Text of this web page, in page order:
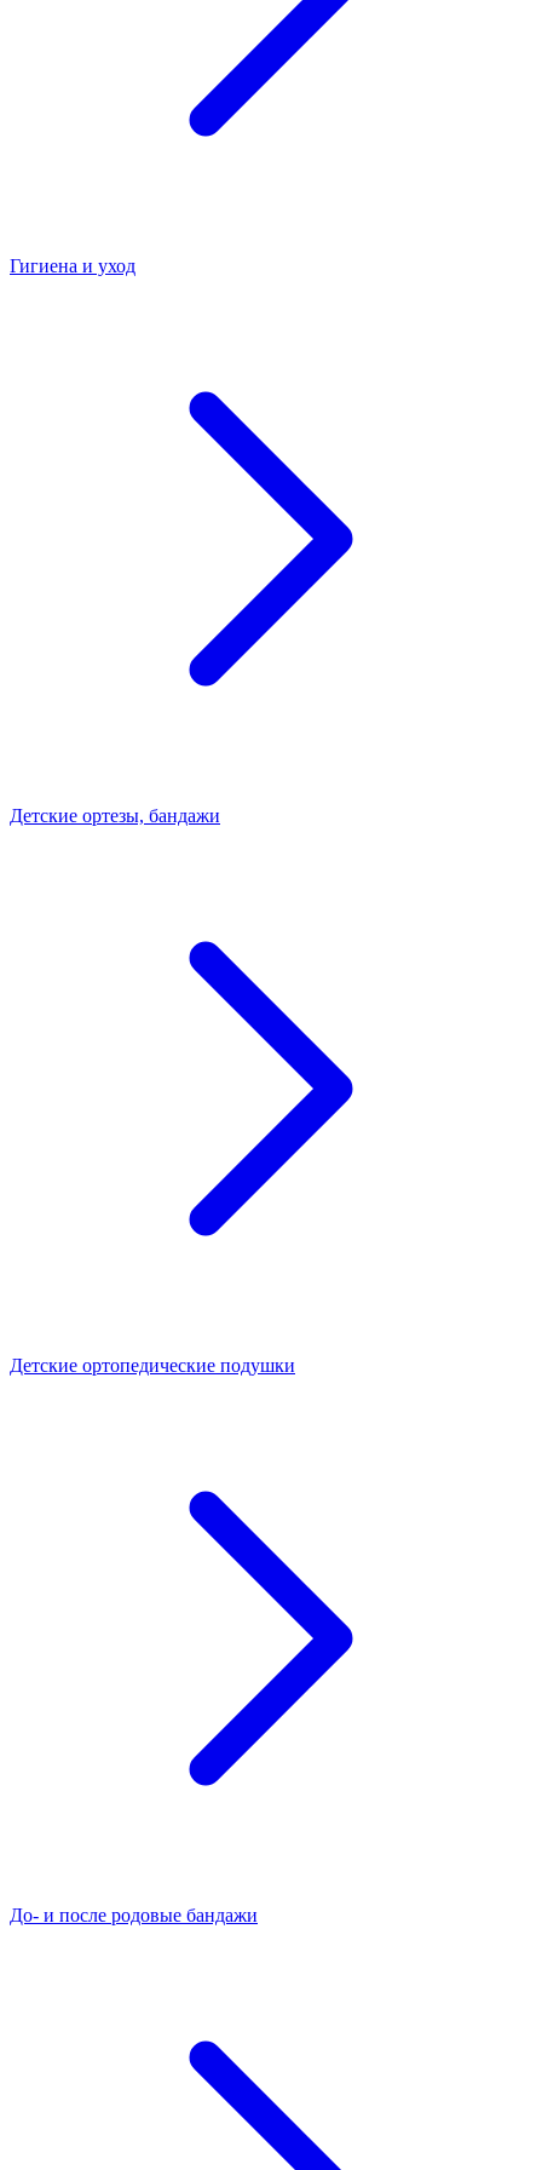
Гигиена и уход
Детские ортезы, бандажи
Детские ортопедические подушки
До- и после родовые бандажи